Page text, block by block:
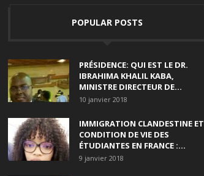
POPULAR POSTS
PRÉSIDENCE: QUI EST LE DR.
IBRAHIMA KHALIL KABA,
MINISTRE DIRECTEUR DE...
10 janvier 2018
IMMIGRATION CLANDESTINE ET
CONDITION DE VIE DES
ÉTUDIANTES EN FRANCE :...
9 janvier 2018